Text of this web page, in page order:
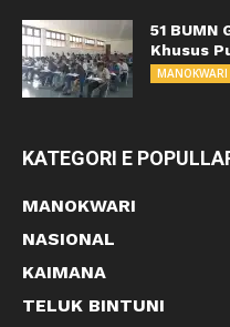
51 BUMN
Khusus
MANOKWARI
KATEGORI E
MANOKWARI
NASIONAL
KAIMANA
TELUK BINTUNI